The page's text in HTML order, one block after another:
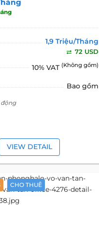
1,9 Triệu/Tháng
72 USD
10% VAT (Không gồm)
Bao gồm
động
VIEW DETAIL
CHO THUÊ